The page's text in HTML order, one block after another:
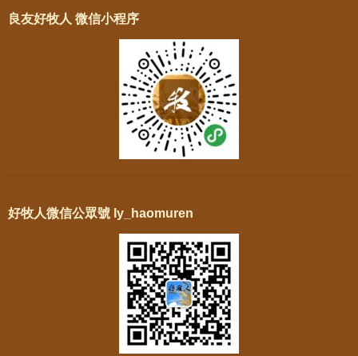
良友好牧人 微信小程序
好牧人微信公眾號 ly_haomuren